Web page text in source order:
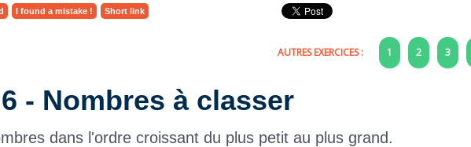
I found a mistake ! Short link
AUTRES EXERCICES : 1 2 3
6 - Nombres à classer
dans l'ordre croissant du plus petit au plus grand.